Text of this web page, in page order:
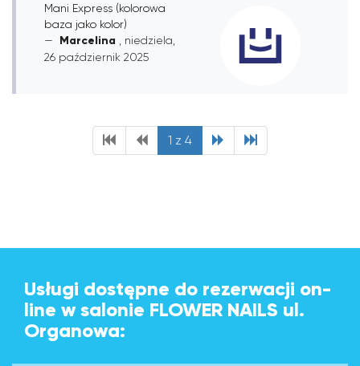
Mani Express (kolorowa
baza jako kolor)
Marcelina
, niedziela,
26 październik 2025
1 z 4
Usługi dostępne do rezerwacji on-
line w salonie FLOWER NAILS ul.
Organowa: